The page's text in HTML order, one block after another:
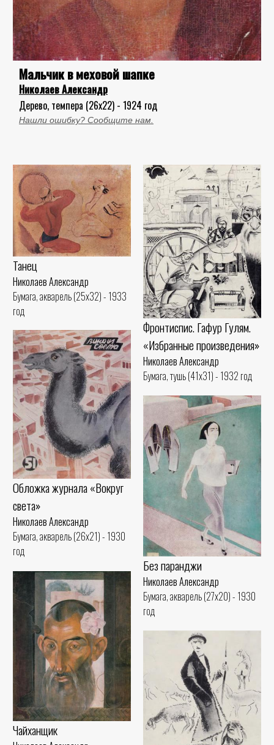
Мальчик в меховой шапке
Николаев Александр
Дерево, темпера (26x22) - 1924 год
Нашли ошибку? Сообщите нам.
Танец
Николаев Александр
Бумага, акварель (25x32) - 1933
год
Фронтиспис. Гафур Гулям.
«Избранные произведения»
Николаев Александр
Бумага, тушь (41x31) - 1932 год
Обложка журнала «Вокруг
света»
Николаев Александр
Бумага, акварель (26x21) - 1930
год
Без паранджи
Николаев Александр
Бумага, акварель (27x20) - 1930
год
Чайханщик